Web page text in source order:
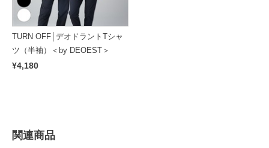
TURN OFF│デオドラントTシャ
ツ（半袖）＜by DEOEST＞
¥4,180
関連商品